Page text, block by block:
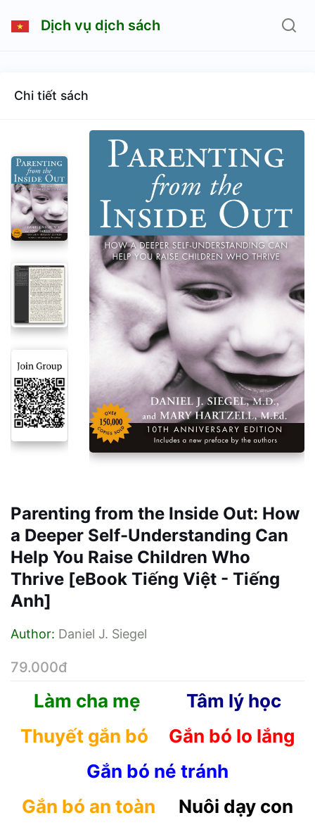
Dịch vụ dịch sách
Chi tiết sách
Parenting from the Inside Out: How
a Deeper Self-Understanding Can
Help You Raise Children Who
Thrive [eBook Tiếng Việt - Tiếng
Anh]
Author: Daniel J. Siegel
79.000đ
Làm cha mẹ
Tâm lý học
Thuyết gắn bó
Gắn bó lo lắng
Gắn bó né tránh
Gắn bó an toàn
Nuôi dạy con